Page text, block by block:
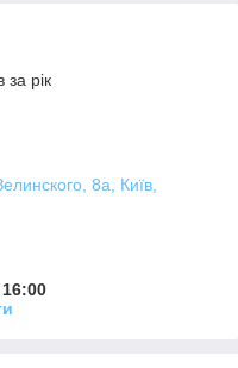
за рік
8а, Київ,